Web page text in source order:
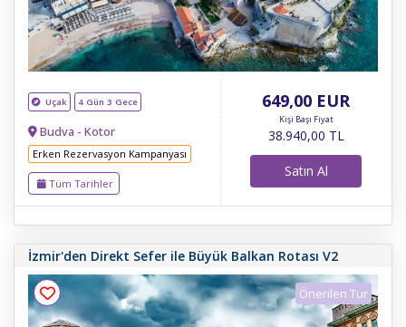
Uçak 4 Gün 3 Gece
Budva - Kotor
Erken Rezervasyon Kampanyası
Tüm Tarihler
649,00 EUR
Kişi Başı Fiyat
38.940,00 TL
Satın Al
İzmir'den Direkt Sefer ile Büyük Balkan Rotası V2
Önerilen Tur